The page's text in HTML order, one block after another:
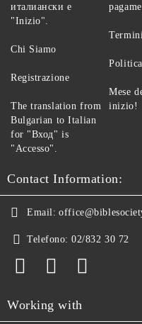
италиански е
"Inizio".
Chi Siamo
Registrazione
The translation from
Bulgarian to Italian
for "Вход" is
"Accesso".
Mese
inizio!
Contact Information:
Email:
Telefono: 02/832 30 72
Working with